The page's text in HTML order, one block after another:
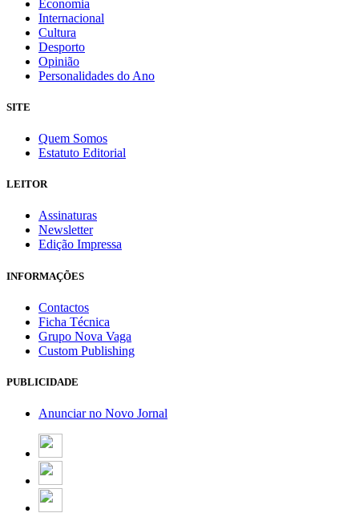
Economia
Internacional
Cultura
Desporto
Opinião
Personalidades do Ano
SITE
Quem Somos
Estatuto Editorial
LEITOR
Assinaturas
Newsletter
Edição Impressa
INFORMAÇÕES
Contactos
Ficha Técnica
Grupo Nova Vaga
Custom Publishing
PUBLICIDADE
Anunciar no Novo Jornal